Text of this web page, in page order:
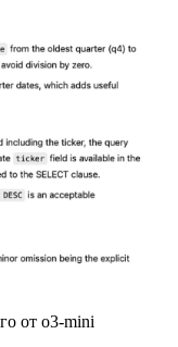
от o3-mini